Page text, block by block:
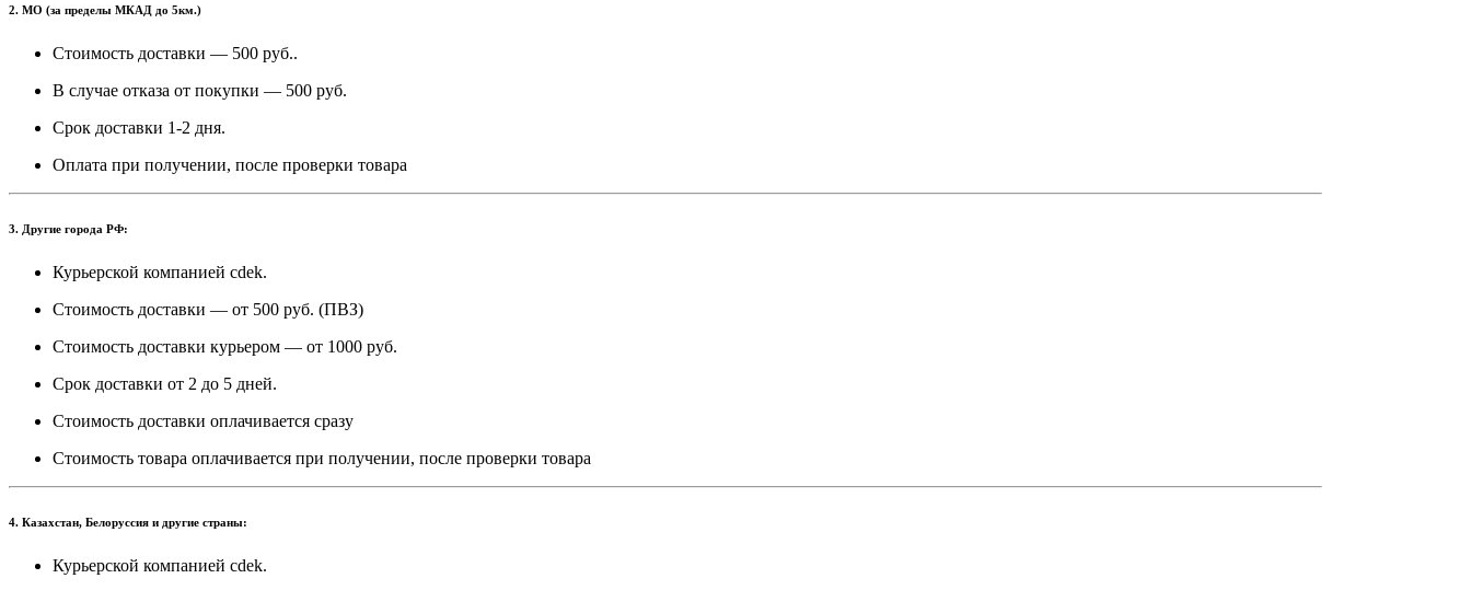
2. МО (за пределы МКАД до 5км.)
Стоимость доставки — 500 руб..
В случае отказа от покупки — 500 руб.
Срок доставки 1-2 дня.
Оплата при получении, после проверки товара
3. Другие города РФ:
Курьерской компанией cdek.
Стоимость доставки — от 500 руб. (ПВЗ)
Стоимость доставки курьером — от 1000 руб.
Срок доставки от 2 до 5 дней.
Стоимость доставки оплачивается сразу
Стоимость товара оплачивается при получении, после проверки товара
4. Казахстан, Белоруссия и другие страны:
Курьерской компанией cdek.